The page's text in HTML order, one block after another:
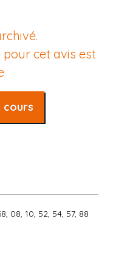
cet avis est
cours
08, 10, 52, 54, 57, 88